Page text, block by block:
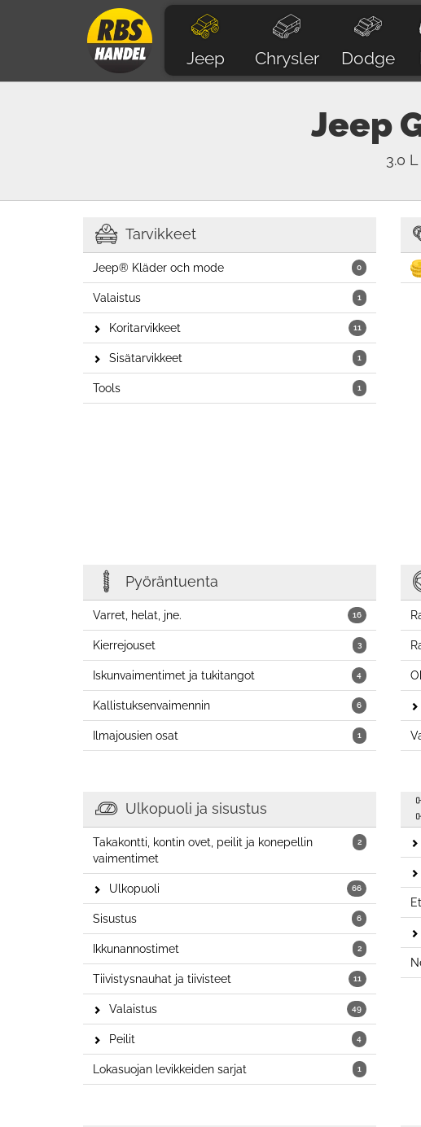
Jeep Chrysler Dodge
Jeep
3.0
Tarvikkeet
0
Jeep® Kläder och mode
1
Valaistus
11
Koritarvikkeet
1
Sisätarvikkeet
1
Tools
Pyöräntuenta
16
Varret, helat, jne.
3
Kierrejouset
4
Iskunvaimentimet ja tukitangot
6
Kallistuksenvaimennin
1
Ilmajousien osat
Ulkopuoli ja sisustus
2
Takakontti, kontin ovet, peilit ja konepellin
vaimentimet
66
Ulkopuoli
6
Sisustus
2
Ikkunannostimet
11
Tiivistysnauhat ja tiivisteet
49
Valaistus
4
Peilit
1
Lokasuojan levikkeiden sarjat